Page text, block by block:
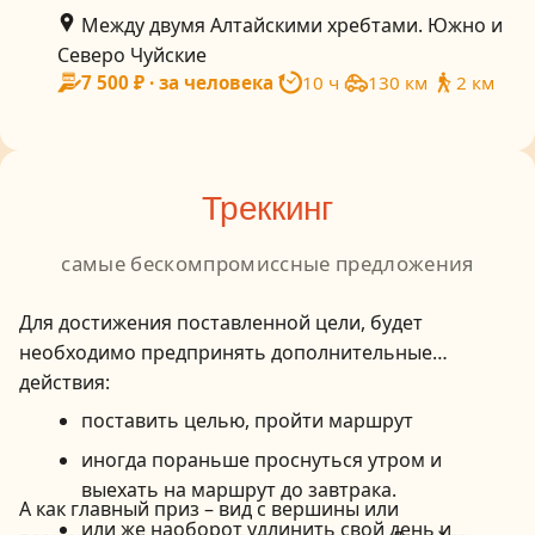
Между двумя Алтайскими хребтами. Южно и
Северо Чуйские
7 500 ₽ · за человека 10 ч 130 км 2 км
Треккинг
самые бескомпромиссные предложения
Для достижения поставленной цели, будет
необходимо предпринять дополнительные
действия:
поставить целью, пройти маршрут
иногда пораньше проснуться утром и
выехать на маршрут до завтрака.
или же наоборот удлинить свой день и
А как главный приз – вид с вершины или